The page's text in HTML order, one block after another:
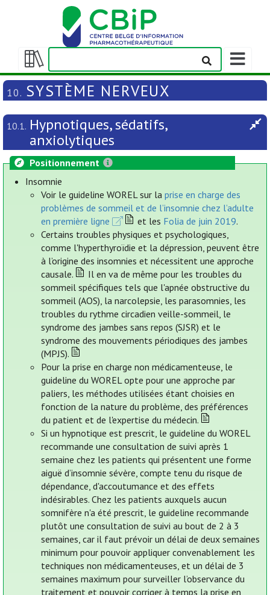
Afficher/masquer
la
table
matières
Afficher/
la
barre
navigation
10. SYSTÈME NERVEUX
10.1. Hypnotiques, sédatifs,
anxiolytiques
Positionnement
Insomnie
Voir le guideline WOREL sur laprise en charge des
problèmes de sommeil et de l’insomnie chez l’adulte
en première ligne
et les Folia de juin 2019.
Certains troubles physiques et psychologiques,
comme l'hyperthyroïdie et la dépression, peuvent être
à l’origine des insomnies et nécessitent une approche
causale.
Il en va de même pour les troubles du
sommeil spécifiques tels que l'apnée obstructive du
sommeil (AOS), la narcolepsie, les parasomnies, les
troubles du rythme circadien veille-sommeil, le
syndrome des jambes sans repos (SJSR) et le
syndrome des mouvements périodiques des jambes
(MPJS).
Pour la prise en charge non médicamenteuse, le
guideline du WOREL opte pour une approche par
paliers, les méthodes utilisées étant choisies en
fonction de la nature du problème, des préférences
du patient et de l'expertise du médecin.
Si un hypnotique est prescrit, le guideline du WOREL
recommande une consultation de suivi après 1
semaine chez les patients qui présentent une forme
aiguë d’insomnie sévère, compte tenu du risque de
dépendance, d'accoutumance et des effets
indésirables. Chez les patients auxquels aucun
somnifère n'a été prescrit, le guideline recommande
plutôt une consultation de suivi au bout de 2 à 3
semaines, car il faut prévoir un délai de deux semaines
minimum pour pouvoir appliquer convenablement les
techniques non médicamenteuses, et un délai de 3
semaines maximum pour surveiller l’observance du
traitement et pouvoir corriger à temps la prise en